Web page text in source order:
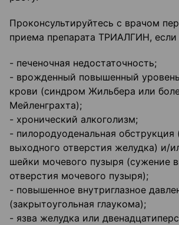
Проконсультируйтесь с врачом
приема препарата ТРИАЛГИН, если
- печеночная недостаточность;
- врожденный повышенный
крови (синдром Жильбера или
Мейленграхта);
- хронический алкоголизм;
- пилородуоденальная обструкция
выходного отверстия желудка) и/
шейки мочевого пузыря (сужение
отверстия мочевого пузыря);
- повышенное внутриглазное
(закрытоугольная глаукома);
- язва желудка или